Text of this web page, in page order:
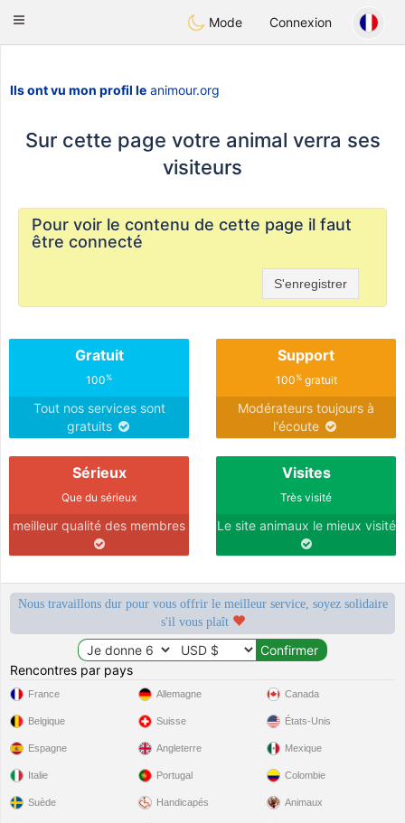
Animour
Toggle
Mode Connexion
Ils ont vu mon profil le animour.org
Sur cette page votre animal verra ses
visiteurs
Pour voir le contenu de cette page il faut
être connecté
S'enregistrer
Gratuit
100%
Tout nos services sont
gratuits
Support
100%gratuit
Modérateurs toujours à
l'écoute
Sérieux
Que du sérieux
meilleur qualité des membres
Visites
Très visité
Le site animaux le mieux visité
Nous travaillons dur pour vous offrir le meilleur service, soyez solidaire
s'il vous plaît
Rencontres par pays
France
Belgique
Espagne
Italie
Suède
Allemagne
Suisse
Angleterre
Portugal
Handicapés
Canada
États-Unis
Mexique
Colombie
Animaux